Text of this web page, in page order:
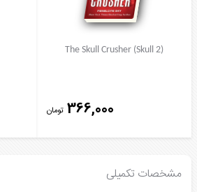
The Skull Crusher (Skull 2)
366,000 تومان
مشخصات تکمیلی